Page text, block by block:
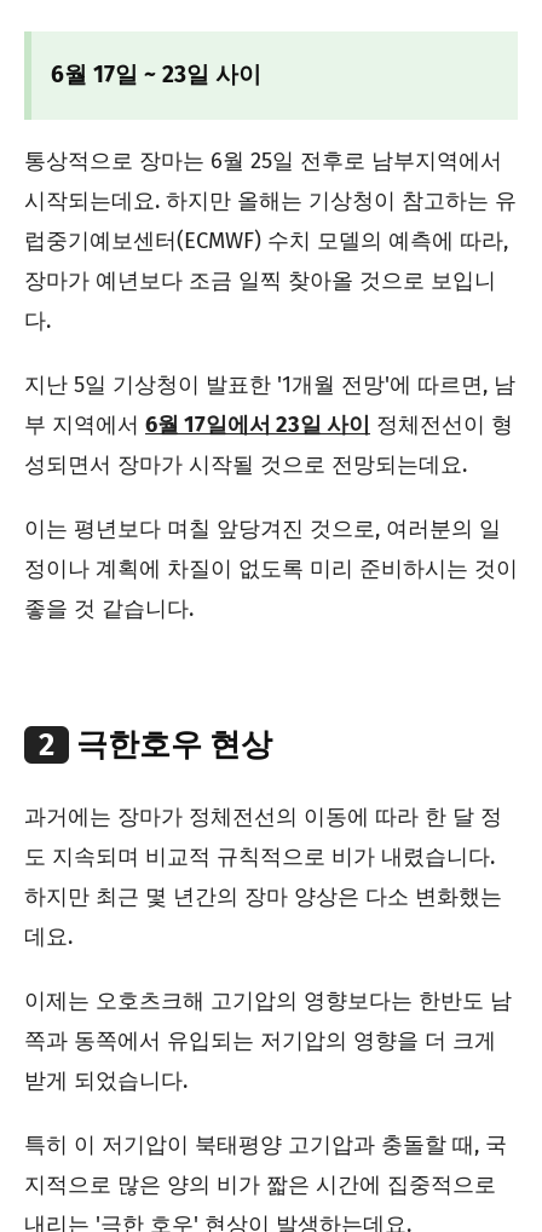
6월 17일 ~ 23일 사이
통상적으로 장마는 6월 25일 전후로 남부지역에서
시작되는데요. 하지만 올해는 기상청이 참고하는 유
럽중기예보센터(ECMWF) 수치 모델의 예측에 따라,
장마가 예년보다 조금 일찍 찾아올 것으로 보입니
다.
지난 5일 기상청이 발표한 '1개월 전망'에 따르면, 남
부 지역에서 6월 17일에서 23일 사이 정체전선이 형
성되면서 장마가 시작될 것으로 전망되는데요.
이는 평년보다 며칠 앞당겨진 것으로, 여러분의 일
정이나 계획에 차질이 없도록 미리 준비하시는 것이
좋을 것 같습니다.
2 극한호우 현상
과거에는 장마가 정체전선의 이동에 따라 한 달 정
도 지속되며 비교적 규칙적으로 비가 내렸습니다.
하지만 최근 몇 년간의 장마 양상은 다소 변화했는
데요.
이제는 오호츠크해 고기압의 영향보다는 한반도 남
쪽과 동쪽에서 유입되는 저기압의 영향을 더 크게
받게 되었습니다.
특히 이 저기압이 북태평양 고기압과 충돌할 때, 국
지적으로 많은 양의 비가 짧은 시간에 집중적으로
내리는 '극한 호우' 현상이 발생하는데요.